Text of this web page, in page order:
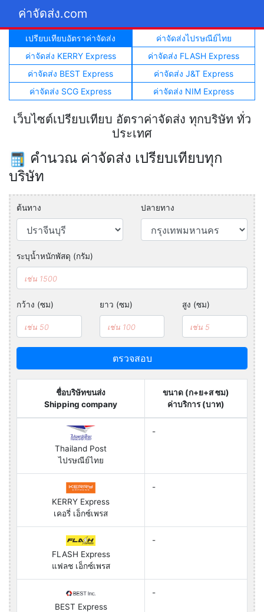
ค่าจัดส่ง.com
เปรียบเทียบอัตราค่าจัดส่ง
ค่าจัดส่งไปรษณีย์ไทย
ค่าจัดส่ง KERRY Express
ค่าจัดส่ง FLASH Express
ค่าจัดส่ง BEST Express
ค่าจัดส่ง J&T Express
ค่าจัดส่ง SCG Express
ค่าจัดส่ง NIM Express
เว็บไซต์เปรียบเทียบ อัตราค่าจัดส่ง ทุกบริษัท ทั่ว
ประเทศ
คำนวณ ค่าจัดส่ง เปรียบเทียบทุก
บริษัท
ต้นทาง ปลายทาง
ระบุน้ำหนักพัสดุ (กรัม)
กว้าง (ซม) ยาว (ซม) สูง (ซม)
ตรวจสอบ
ชื่อบริษัทขนส่ง
Shipping company
ขนาด (ก+ย+ส ซม)
ค่าบริการ (บาท)
Thailand Post
ไปรษณีย์ไทย
-
KERRY Express
เคอรี่ เอ็กซ์เพรส
-
FLASH Express
แฟลช เอ็กซ์เพรส
-
BEST Express
-